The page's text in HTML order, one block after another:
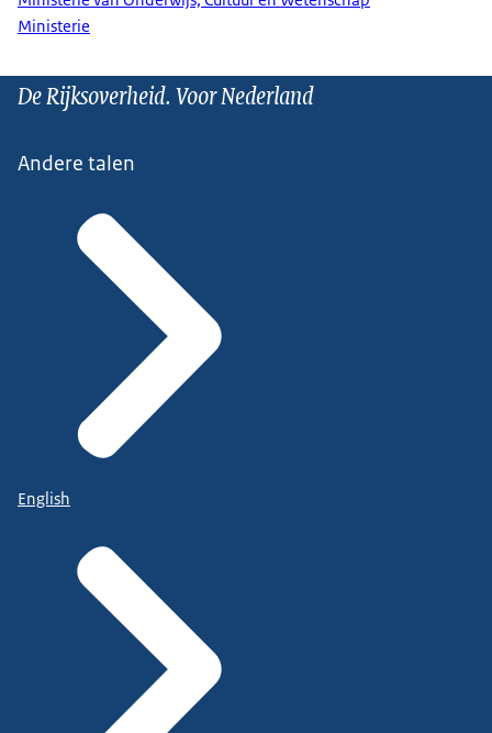
Ministerie
De Rijksoverheid. Voor Nederland
Andere talen
English